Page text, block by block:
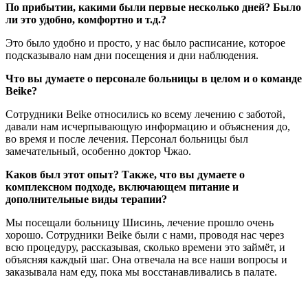
По прибытии, какими были первые несколько дней? Было
ли это удобно, комфортно и т.д.?
Это было удобно и просто, у нас было расписание, которое
подсказывало нам дни посещения и дни наблюдения.
Что вы думаете о персонале больницы в целом и о команде
Beike?
Сотрудники Beike относились ко всему лечению с заботой,
давали нам исчерпывающую информацию и объяснения до,
во время и после лечения. Персонал больницы был
замечательный, особенно доктор Чжао.
Каков был этот опыт? Также, что вы думаете о
комплексном подходе, включающем питание и
дополнительные виды терапии?
Мы посещали больницу Шисинь, лечение прошло очень
хорошо. Сотрудники Beike были с нами, проводя нас через
всю процедуру, рассказывая, сколько времени это займёт, и
объясняя каждый шаг. Она отвечала на все наши вопросы и
заказывала нам еду, пока мы восстанавливались в палате.